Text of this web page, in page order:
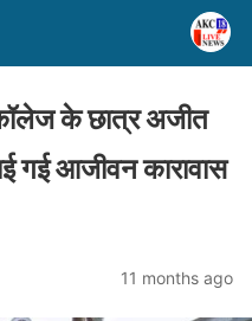
के छात्र अजीत
गई आजीवन कारावास
11 months ago